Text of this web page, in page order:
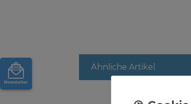
Ähnliche Artikel